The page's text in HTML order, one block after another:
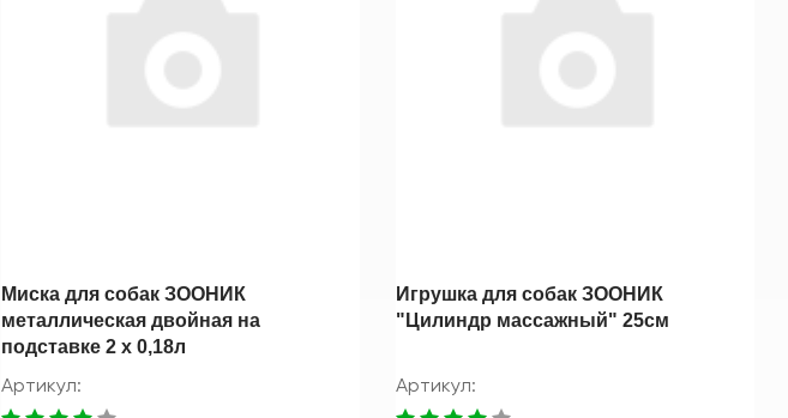
Миска для собак ЗООНИК
металлическая двойная на
подставке 2 х 0,18л
Артикул:
Игрушка для собак ЗООНИК
"Цилиндр массажный" 25см
Артикул: